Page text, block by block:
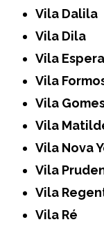
Vila Dalila
Vila Dila
Vila
Vila
Vila
Vila
Vila Nova
Vila
Vila
Vila Ré